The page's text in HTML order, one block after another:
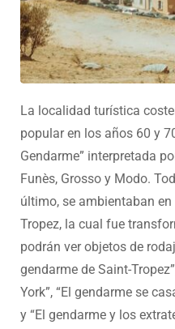
La localidad turística
popular en los años 60 y
Gendarme” interpretada
Funès, Grosso y Modo.
último, se ambientaban
Tropez, la cual fue
podrán ver objetos de
gendarme de Saint-
York”, “El gendarme se
y “El gendarme y los